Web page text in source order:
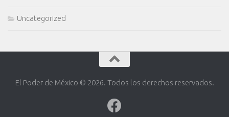
Uncategorized
El Poder de México © 2026. Todos los derechos reservados.